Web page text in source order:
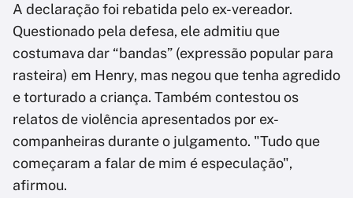
A declaração foi rebatida pelo ex-vereador.
Questionado pela defesa, ele admitiu que
costumava dar “bandas” (expressão popular para
rasteira) em Henry, mas negou que tenha agredido
e torturado a criança. Também contestou os
relatos de violência apresentados por ex-
companheiras durante o julgamento. "Tudo que
começaram a falar de mim é especulação",
afirmou.